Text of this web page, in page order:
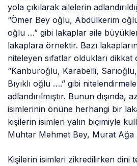
yola çıkılarak ailelerin
“Ömer Bey oğlu, Abdülkerim
oğlu …” gibi lakaplar aile
lakaplara örnektir. Bazı
niteleyen sıfatlar oldukları dikkat
“Kanburoğlu, Karabelli,
Bıyıklı oğlu ….” gibi
adlandırılmıştır. Bunun dışında,
isimlerinin önüne herhangi bir
kişilerin isimleri yalın biçimiyle
Muhtar Mehmet Bey, Murat Ağa
Kişilerin isimleri zikredilirken dini